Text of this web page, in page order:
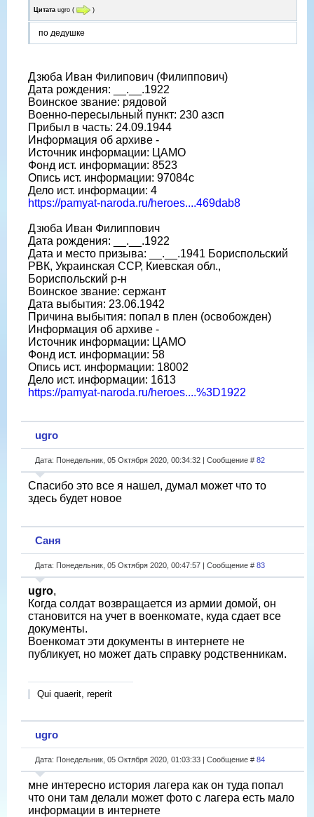
Цитата ugro ( )
по дедушке
Дзюба Иван Филипович (Филиппович)
Дата рождения: __.__.1922
Воинское звание: рядовой
Военно-пересыльный пункт: 230 азсп
Прибыл в часть: 24.09.1944
Информация об архиве -
Источник информации: ЦАМО
Фонд ист. информации: 8523
Опись ист. информации: 97084с
Дело ист. информации: 4
https://pamyat-naroda.ru/heroes....469dab8
Дзюба Иван Филиппович
Дата рождения: __.__.1922
Дата и место призыва: __.__.1941 Бориспольский
РВК, Украинская ССР, Киевская обл.,
Бориспольский р-н
Воинское звание: сержант
Дата выбытия: 23.06.1942
Причина выбытия: попал в плен (освобожден)
Информация об архиве -
Источник информации: ЦАМО
Фонд ист. информации: 58
Опись ист. информации: 18002
Дело ист. информации: 1613
https://pamyat-naroda.ru/heroes....%3D1922
ugro
Дата: Понедельник, 05 Октября 2020, 00:34:32 | Сообщение # 82
Спасибо это все я нашел, думал может что то
здесь будет новое
Саня
Дата: Понедельник, 05 Октября 2020, 00:47:57 | Сообщение # 83
ugro,
Когда солдат возвращается из армии домой, он
становится на учет в военкомате, куда сдает все
документы.
Военкомат эти документы в интернете не
публикует, но может дать справку родственникам.
Qui quaerit, reperit
ugro
Дата: Понедельник, 05 Октября 2020, 01:03:33 | Сообщение # 84
мне интересно история лагера как он туда попал
что они там делали может фото с лагера есть мало
информации в интернете